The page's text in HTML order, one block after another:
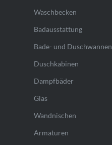
Waschbecken
Badausstattung
Bade- und Duschwannen
Duschkabinen
Dampfbäder
Glas
Wandnischen
Armaturen